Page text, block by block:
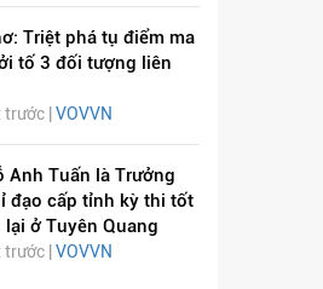
HÁT LÊN VIỆT NAM
Triệt phá tụ điểm ma
tố 3 đối tượng liên
| VOVVN
Anh Tuấn là Trưởng
đạo cấp tỉnh kỳ thi tốt
lại ở Tuyên Quang
| VOVVN